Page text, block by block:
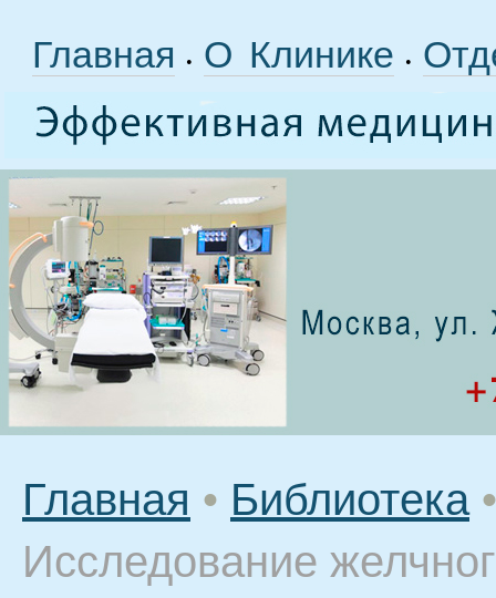
Главная • О Клинике •
Главная • Библиотека •
Исследование